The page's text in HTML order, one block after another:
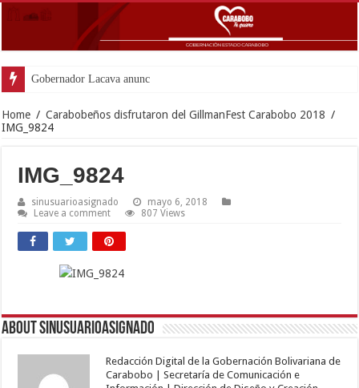
Gobernador Lacava anunció colocación d
Home / Carabobeños disfrutaron del GillmanFest Carabobo 2018 /
IMG_9824
IMG_9824
sinusuarioasignado
mayo 6, 2018
Leave a comment
807 Views
About sinusuarioasignado
Redacción Digital de la Gobernación Bolivariana de
Carabobo | Secretaría de Comunicación e